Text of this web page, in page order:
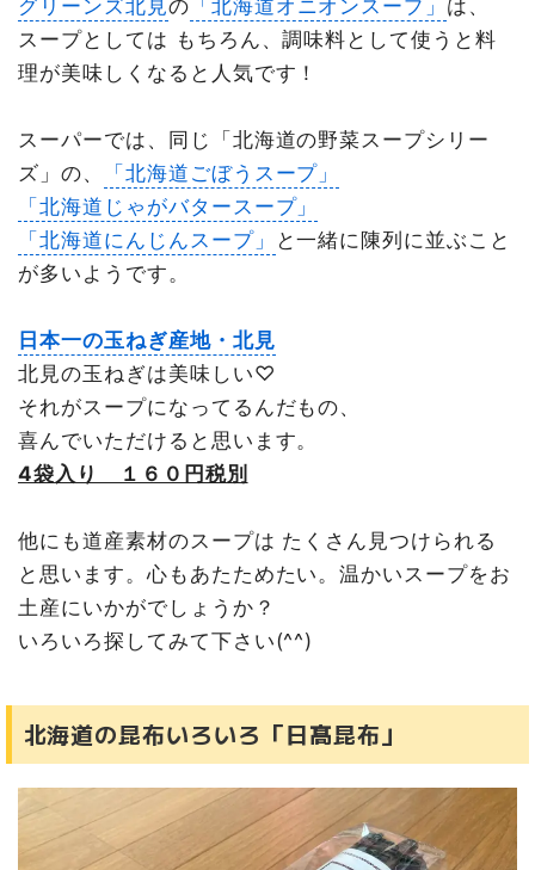
グリーンズ北見の 「北海道オニオンスープ」 は、
スープとしては もちろん、調味料として使うと料
理が美味しくなると人気です！
スーパーでは、同じ「北海道の野菜スープシリー
ズ」の、
「北海道ごぼうスープ」
「北海道じゃがバタースープ」
「北海道にんじんスープ」
と一緒に陳列に並ぶこと
が多いようです。
日本一の玉ねぎ産地・北見
北見の玉ねぎは美味しい♡
それがスープになってるんだもの、
喜んでいただけると思います。
4袋入り １６０円税別
他にも道産素材のスープは たくさん見つけられる
と思います。心もあたためたい。温かいスープをお
土産にいかがでしょうか？
いろいろ探してみて下さい(^^)
北海道の昆布いろいろ「日髙昆布」